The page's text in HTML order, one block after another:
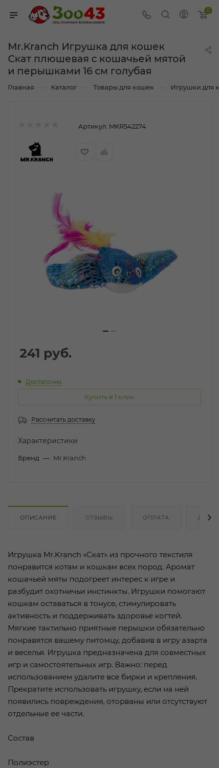
0
Mr.Kranch Игрушка для кошек
Скат плюшевая с кошачьей мятой
и перышками 16 см голубая
Главная Каталог Товары для кошек Игрушки для
Артикул: MKR542274
241 руб.
Достаточно
Купить в 1 клик
Рассчитать доставку
Характеристики
Бренд — Mr.Kranch
ОПИСАНИЕ ОТЗЫВЫ ОПЛАТА
Игрушка Mr.Kranch «Скат» из прочного текстиля
понравится котам и кошкам всех пород. Аромат
кошачьей мяты подогреет интерес к игре и
разбудит охотничьи инстинкты. Игрушки помогают
кошкам оставаться в тонусе, стимулировать
активность и поддерживать здоровье когтей.
Мягкие тактильно приятные перышки обязательно
понравятся вашему питомцу, добавив в игру азарта
и веселья. Игрушка предназначена для совместных
игр и самостоятельных игр. Важно: перед
использованием удалите все бирки и крепления.
Прекратите использовать игрушку, если на ней
появились повреждения, оторваны или отсутствуют
отдельные ее части.
Состав
Полиэстер